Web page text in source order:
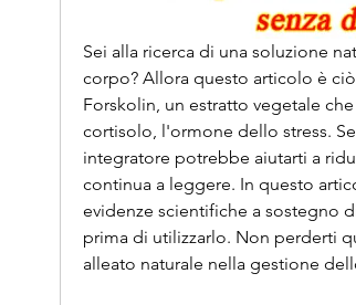
Sei alla ricerca di una soluzione
corpo? Allora questo articolo è
Forskolin, un estratto vegetale
cortisolo, l'ormone dello stress.
integratore potrebbe aiutarti a
continua a leggere. In questo
evidenze scientifiche a sostegno
prima di utilizzarlo. Non perderti
alleato naturale nella gestione